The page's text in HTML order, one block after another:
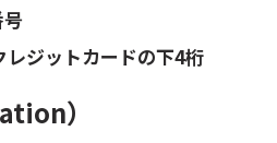
レジットカードの下4桁
）